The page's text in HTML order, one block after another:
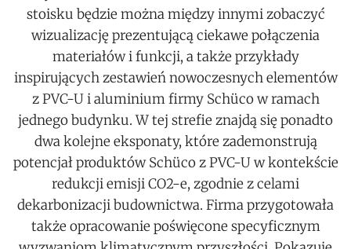
stoisku będzie można między innymi zobaczyć
wizualizację prezentującą ciekawe połączenia
materiałów i funkcji, a także przykłady
inspirujących zestawień nowoczesnych elementów
z PVC-U i aluminium firmy Schüco w ramach
jednego budynku. W tej strefie znajdą się ponadto
dwa kolejne eksponaty, które zademonstrują
potencjał produktów Schüco z PVC-U w kontekście
redukcji emisji CO2-e, zgodnie z celami
dekarbonizacji budownictwa. Firma przygotowała
także opracowanie poświęcone specyficznym